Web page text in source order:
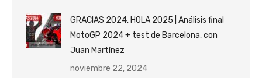
GRACIAS 2024, HOLA 2025 | Análisis final
MotoGP 2024 + test de Barcelona, con
Juan Martínez
noviembre 22, 2024